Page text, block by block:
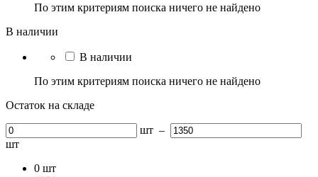
По этим критериям поиска ничего не найдено
В наличии
В наличии
По этим критериям поиска ничего не найдено
Остаток на складе
шт –
шт
0 шт